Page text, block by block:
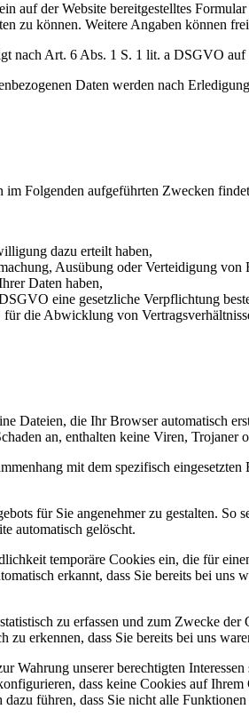
auf der Website bereitgestelltes
zu können. Weitere Angaben können
nach Art. 6 Abs. 1 S. 1 lit. a DSGVO
Daten werden nach
Folgenden aufgeführten Zwecken
dazu erteilt haben,
Ausübung oder Verteidigung von
Daten haben,
eine gesetzliche Verpflichtung
die Abwicklung von
Dateien, die Ihr Browser automatisch
an, enthalten keine Viren, Trojaner
mit dem spezifisch
für Sie angenehmer zu gestalten. So
automatisch gelöscht.
temporäre Cookies ein, die für
erkannt, dass Sie bereits bei
zu erfassen und zum Zwecke
zu erkennen, dass Sie bereits bei uns
Wahrung unserer berechtigten
dass keine Cookies auf
führen, dass Sie nicht alle Funktionen